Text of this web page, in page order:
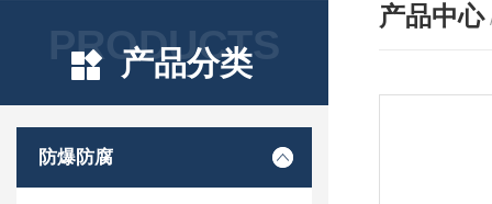
PRODUCTS
产品分类
防爆防腐
产品中心